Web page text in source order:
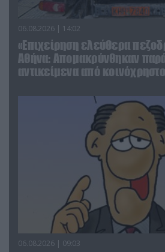
06.08.2026 | 14:02
«Επιχείρηση ελεύθερα
Αθήνα: Απομακρύνθηκαν
αντικείμενα από
06.08.2026 | 09:03